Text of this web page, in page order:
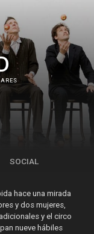
SOCIAL
hace una mirada
y dos mujeres,
y el circo
nueve hábiles